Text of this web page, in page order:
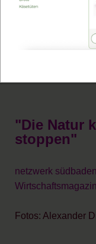
Im Hofladen der
vieles mehr in
"Die Natur
stoppen"
netzwerk
Fotos: Alexander